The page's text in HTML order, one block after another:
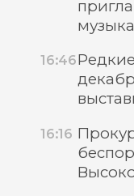
16:46
16:16